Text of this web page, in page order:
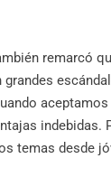
remarcó
aceptamos
indebidas.
temas desde